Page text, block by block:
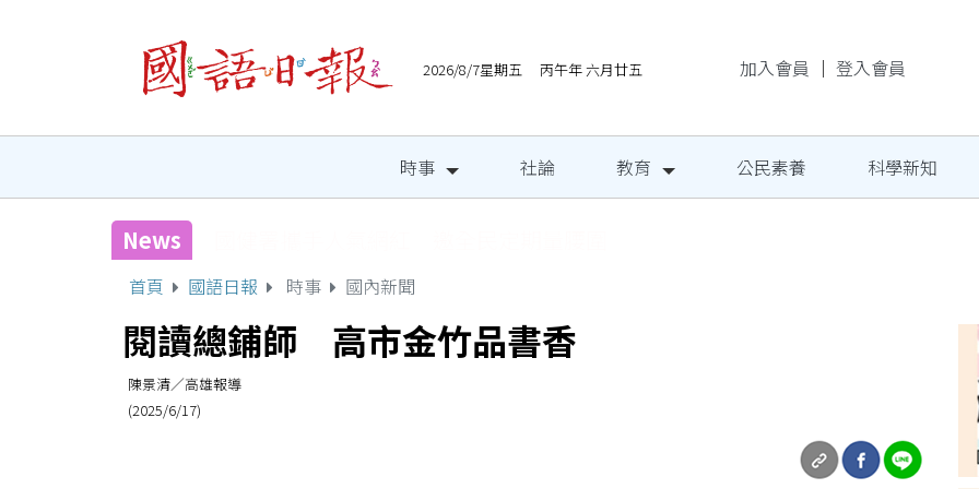
2026/8/7星期五 丙午年 六月廿五 加入會員 ｜ 登入會員
時事 社論 教育 公民素養 科學新知
News
首頁 國語日報 時事 國內新聞
閱讀總鋪師 高市金竹品書香
陳景清／高雄報導
(2025/6/17)